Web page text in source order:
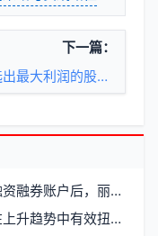
下一篇：
如何选出最大利润的股票实现高效投资回报
开通融资融券账户后，丽水投资者如何进行交易操作和资金管理
如何在上升趋势中有效扭转亏损